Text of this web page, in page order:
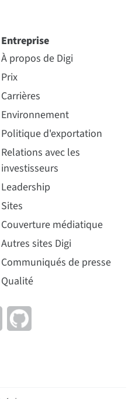
Entreprise
À propos de Digi
Prix
Carrières
Environnement
Politique d'exportation
Relations avec les
investisseurs
Leadership
Sites
Couverture médiatique
Autres sites Digi
Communiqués de presse
Qualité